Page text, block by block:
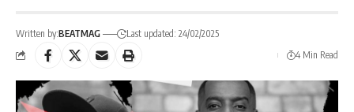
Written by:BEATMAG
Last updated: 24/02/2025
4 Min Read